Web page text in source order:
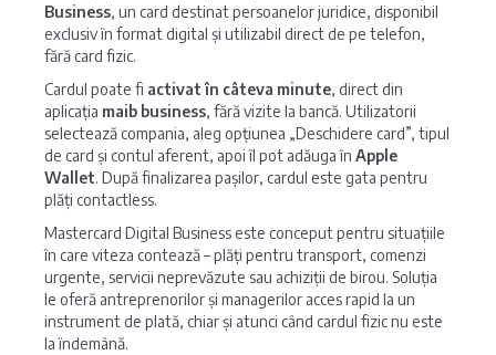
Business, un card destinat persoanelor juridice, disponibil
exclusiv în format digital și utilizabil direct de pe telefon,
fără card fizic.
Cardul poate fi activat în câteva minute, direct din
aplicația maib business, fără vizite la bancă. Utilizatorii
selectează compania, aleg opțiunea „Deschidere card”, tipul
de card și contul aferent, apoi îl pot adăuga în Apple
Wallet. După finalizarea pașilor, cardul este gata pentru
plăți contactless.
Mastercard Digital Business este conceput pentru situațiile
în care viteza contează – plăți pentru transport, comenzi
urgente, servicii neprevăzute sau achiziții de birou. Soluția
le oferă antreprenorilor și managerilor acces rapid la un
instrument de plată, chiar și atunci când cardul fizic nu este
la îndemână.